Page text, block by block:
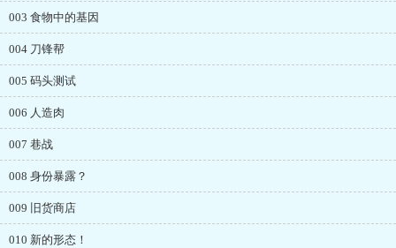
003 食物中的基因
004 刀锋帮
005 码头测试
006 人造肉
007 巷战
008 身份暴露？
009 旧货商店
010 新的形态！